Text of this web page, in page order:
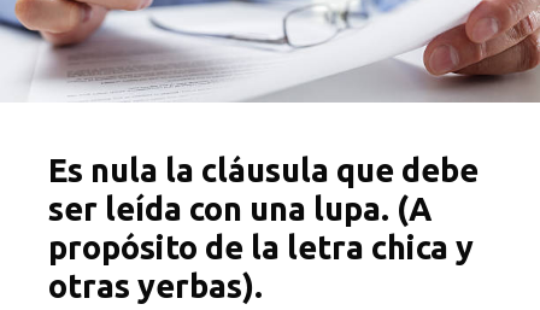
Es nula la cláusula que debe
ser leída con una lupa. (A
propósito de la letra chica y
otras yerbas).